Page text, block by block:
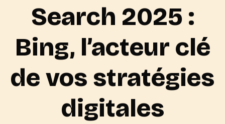
Search 2025 :
Bing, l’acteur clé
de vos stratégies
digitales